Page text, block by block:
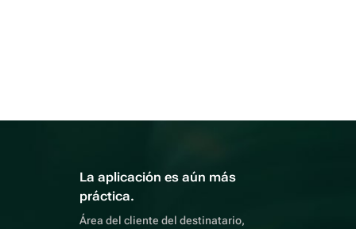
La aplicación es aún más
práctica.
Área del cliente del destinatario,